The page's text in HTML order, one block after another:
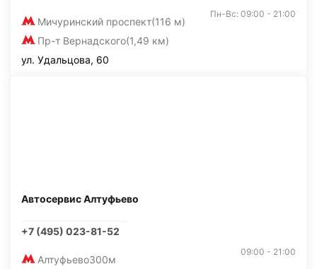
Мичуринский проспект(116 м)
Пр-т Вернадского(1,49 км)
Пн-Вс: 09:00 - 21:00
ул. Удальцова, 60
Автосервис Алтуфьево
+7 (495) 023-81-52
Алтуфьево300м
09:00 - 21:00